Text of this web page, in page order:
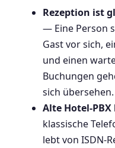
Rezeption ist
— Eine Person
Gast vor sich,
und einen
Buchungen
sich übersehen.
Alte Hotel-
klassische
lebt von ISDN-